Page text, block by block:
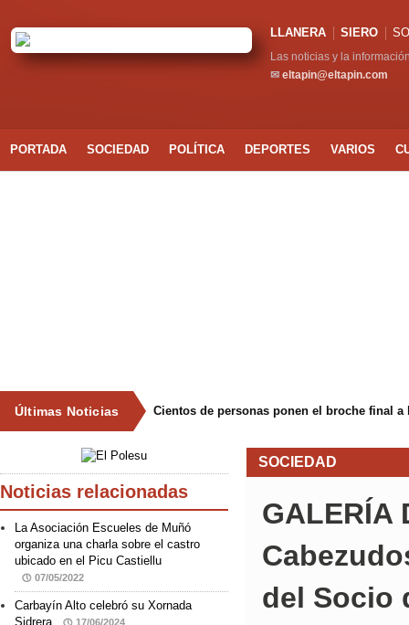
LLANERA SIERO
Las noticias y la
✉ eltapin@eltapin.com
PORTADA SOCIEDAD POLÍTICA DEPORTES VARIOS
Últimas Noticias Cientos de personas ponen el broche final
SOCIEDAD
GALERÍA
del Socio
Noticias relacionadas
La Asociación Escueles de Muñó
organiza una charla sobre el castro
ubicado en el Picu Castiellu
07/05/2022
Carbayín Alto celebró su Xornada
Sidrera
17/06/2024